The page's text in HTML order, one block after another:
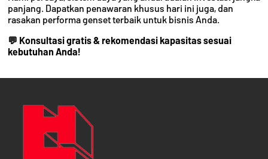
panjang. Dapatkan penawaran khusus hari ini juga, dan
rasakan performa genset terbaik untuk bisnis Anda.
💬 Konsultasi gratis & rekomendasi kapasitas sesuai
kebutuhan Anda!